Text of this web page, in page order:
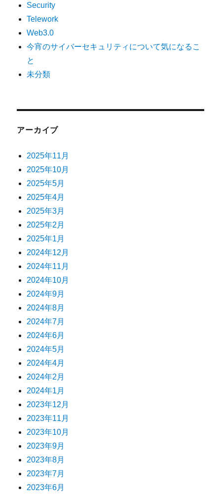
Security
Telework
Web3.0
今宵のサイバーセキュリティについて気になるこ
と
未分類
アーカイブ
2025年11月
2025年10月
2025年5月
2025年4月
2025年3月
2025年2月
2025年1月
2024年12月
2024年11月
2024年10月
2024年9月
2024年8月
2024年7月
2024年6月
2024年5月
2024年4月
2024年2月
2024年1月
2023年12月
2023年11月
2023年10月
2023年9月
2023年8月
2023年7月
2023年6月